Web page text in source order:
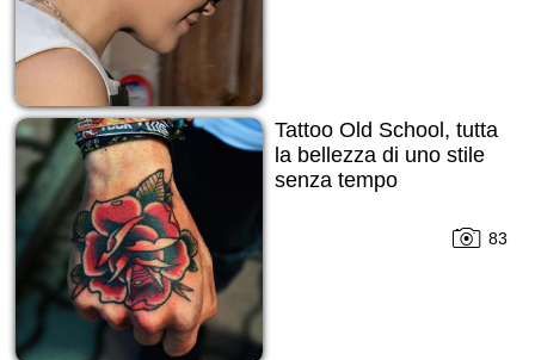
Tattoo Old School, tutta
la bellezza di uno stile
senza tempo
83